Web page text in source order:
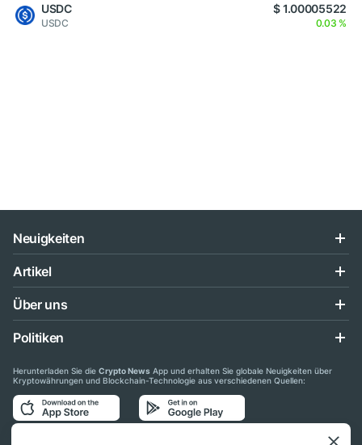
USDC
USDC
$ 1.00005522
0.03 %
Neuigkeiten
Artikel
Über uns
Politiken
Herunterladen Sie die Crypto News App und erhalten Sie globale Neuigkeiten über
Kryptowährungen und Blockchain-Technologie aus verschiedenen Quellen: